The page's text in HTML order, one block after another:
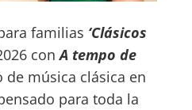
familias ‘Clásicos
conA tempo de
de música clásica en
para toda la